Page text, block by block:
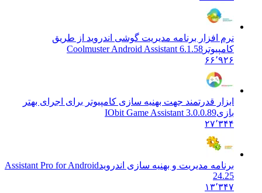
نرم افزار برنامه مدیریت گوشی اندروید از طریق
کامپیوترCoolmuster Android Assistant 6.1.58
۶۶٬۹۲۶
ابزار قدرتمند جهت بهنیه سازی کامپیوتر برای اجرای بهتر
بازیIObit Game Assistant 3.0.0.89
۲۷٬۳۴۴
برنامه مدیریت و بهنیه سازی اندرویدAssistant Pro for Android
24.25
۱۳٬۳۴۷